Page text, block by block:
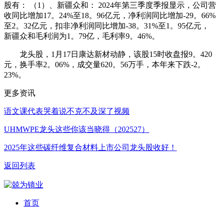
股有： （1）、新疆众和： 2024年第三季度季报显示，公司营
收同比增加17。24%至18。96亿元，净利润同比增加-29。66%
至2。32亿元，扣非净利润同比增加-38。31%至1。95亿元，
新疆众和毛利润为1。79亿，毛利率9。46%。
龙头股，1月17日康达新材动静，该股15时收盘报9。420
元，换手率2。06%，成交量620。56万手，本年来下跌-2。
23%。
更多资讯
语文课代表哭着说不克不及深了视频
UHMWPE龙头这些你该当晓得（202527）
2025年这些碳纤维复合材料上市公司龙头股收好！
返回列表
首页